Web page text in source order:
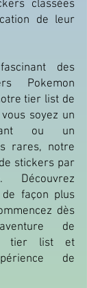
classées
de leur
des
Pokemon
tier list de
soyez un
ou un
rares, notre
stickers par
façon plus
dès
de
tier list et
de